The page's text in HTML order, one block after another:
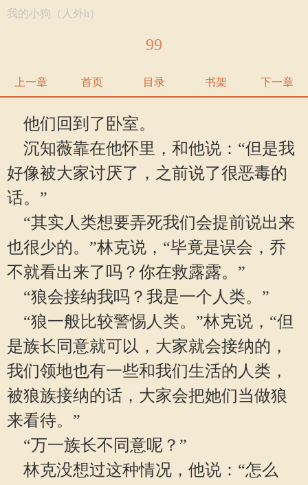
我的小狗（人外h）
99
上一章 首页 目录 书架 下一章
他们回到了卧室。
沉知薇靠在他怀里，和他说：“但是我
好像被大家讨厌了，之前说了很恶毒的
话。”
“其实人类想要弄死我们会提前说出来
也很少的。”林克说，“毕竟是误会，乔
不就看出来了吗？你在救露露。”
“狼会接纳我吗？我是一个人类。”
“狼一般比较警惕人类。”林克说，“但
是族长同意就可以，大家就会接纳的，
我们领地也有一些和我们生活的人类，
被狼族接纳的话，大家会把她们当做狼
来看待。”
“万一族长不同意呢？”
林克没想过这种情况，他说：“怎么